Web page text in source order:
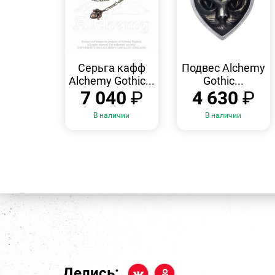
ПРОСМОТР
Серьга кафф
Alchemy Gothic...
7 040 ₽
В наличии
ПРОСМОТР
Подвес Alchemy
Gothic...
4 630 ₽
В наличии